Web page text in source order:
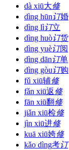
dà xiū大修
dìng hūn订婚
dìng lì订立
dìng huò订货
dìng yuè订阅
dìng dān订单
dìng gòu订购
fǔ xiū辅修
fǎn xiū返修
fān xiū翻修
jiǎn xiū检修
jìn xiū进修
kuā xiū姱修
kǎo dìng考订